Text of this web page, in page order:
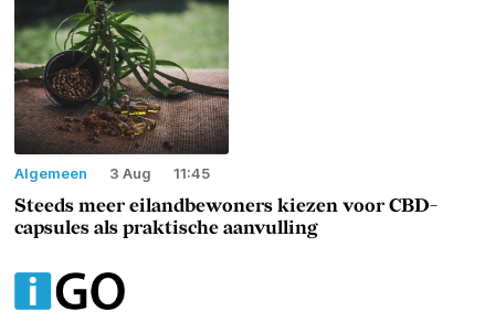
Algemeen 3 Aug 11:45
Steeds meer eilandbewoners kiezen voor CBD-
capsules als praktische aanvulling